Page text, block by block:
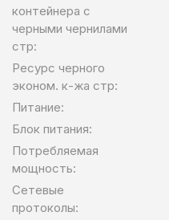
контейнера с
черными чернилами
стр:
Ресурс черного
эконом. к-жа стр:
Питание:
Блок питания:
Потребляемая
мощность:
Сетевые
протоколы: